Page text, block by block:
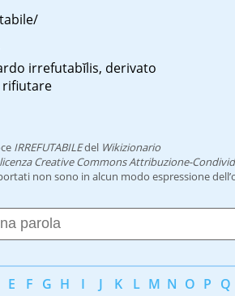
irrefutabĭlis, derivato
rifiutare
IRREFUTABILEdel Wikizionario
licenza Creative Commons Attribuzione-
non sono in alcun modo espressione
E F G H I J K L M N O P Q